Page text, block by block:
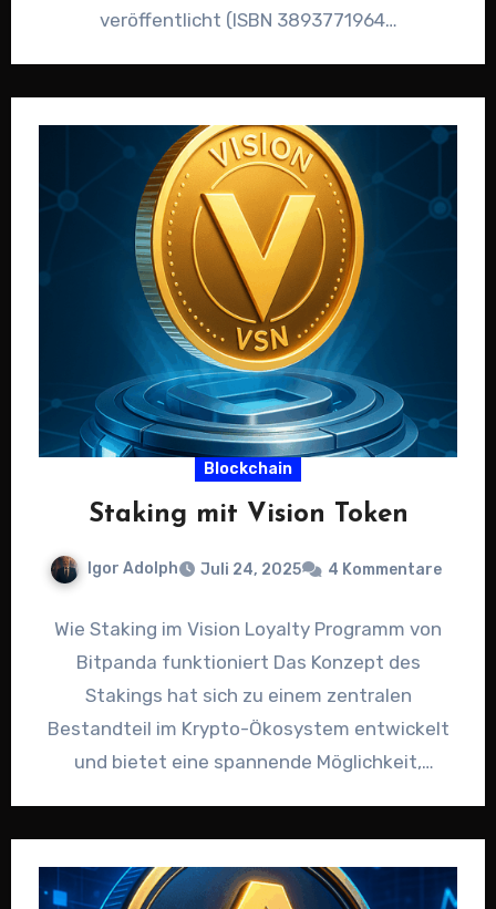
veröffentlicht (ISBN 3893771964…
Blockchain
Staking mit Vision Token
Igor Adolph Juli 24, 2025 4 Kommentare
Wie Staking im Vision Loyalty Programm von
Bitpanda funktioniert Das Konzept des
Stakings hat sich zu einem zentralen
Bestandteil im Krypto-Ökosystem entwickelt
und bietet eine spannende Möglichkeit,